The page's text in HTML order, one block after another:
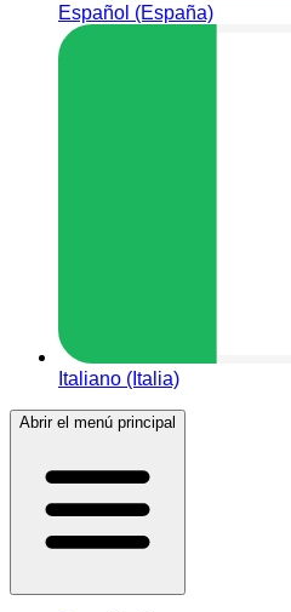
Español (España)
Italiano (Italia)
Abrir el menú principal